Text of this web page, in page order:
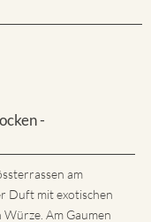
-
am
Duft mit exotischen
Am Gaumen